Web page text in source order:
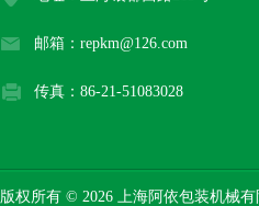
邮箱：repkm@126.com
传真：86-21-51083028
版权所有 © 2026 上海阿依包装机械有